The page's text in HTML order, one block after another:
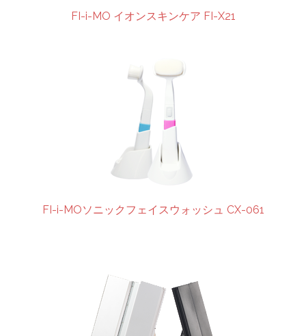
FI-i-MO イオンスキンケア FI-X21
FI-i-MOソニックフェイスウォッシュ CX-061